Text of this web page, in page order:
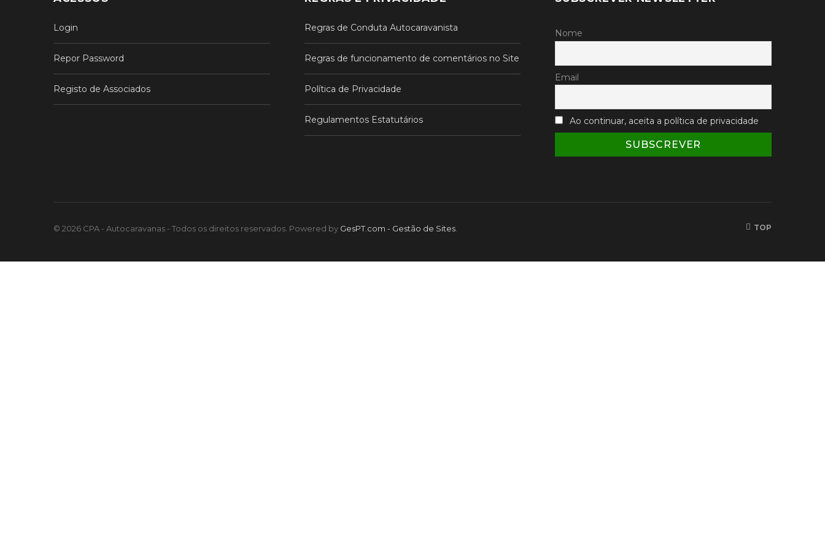
Login
Repor Password
Registo de Associados
Regras de Conduta Autocaravanista
Regras de funcionamento de comentários no Site
Política de Privacidade
Regulamentos Estatutários
Nome
Email
Ao continuar, aceita a política de privacidade
© 2026 CPA - Autocaravanas - Todos os direitos reservados. Powered by GesPT.com - Gestão de Sites TOP